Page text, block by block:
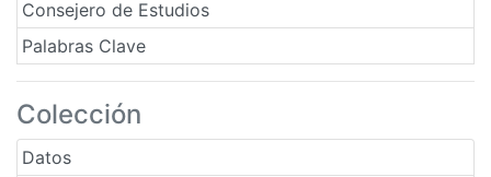
Consejero de Estudios
Palabras Clave
Colección
Datos